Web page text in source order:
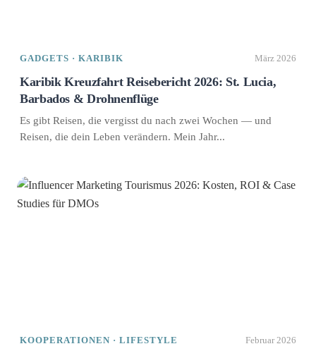
GADGETS · KARIBIK März 2026
Karibik Kreuzfahrt Reisebericht 2026: St. Lucia,
Barbados & Drohnenflüge
Es gibt Reisen, die vergisst du nach zwei Wochen — und
Reisen, die dein Leben verändern. Mein Jahr...
KOOPERATIONEN · LIFESTYLE Februar 2026